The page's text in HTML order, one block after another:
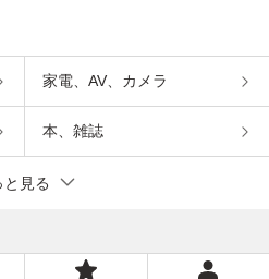
家電、AV、カメラ
本、雑誌
と見る